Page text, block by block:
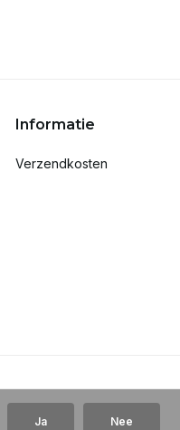
Informatie
Verzendkosten
Ja Nee